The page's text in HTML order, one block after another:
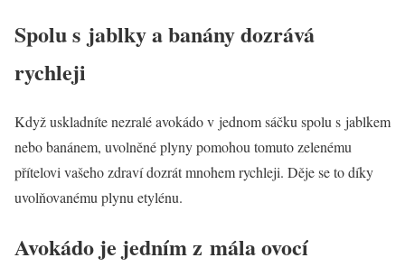
Spolu s jablky a banány dozrává
rychleji
Když uskladníte nezralé avokádo v jednom sáčku spolu s jablkem
nebo banánem, uvolněné plyny pomohou tomuto zelenému
přítelovi vašeho zdraví dozrát mnohem rychleji. Děje se to díky
uvolňovanému plynu etylénu.
Avokádo je jedním z mála ovocí